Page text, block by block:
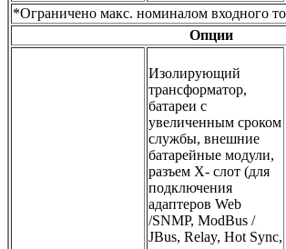
*Ограничено макс. номиналом входного
Опции
Изолирующий
трансформатор,
батареи с
увеличенным сроком
службы, внешние
батарейные модули,
разъем X- слот (для
подключения
адаптеров Web
/SNMP, ModBus /
JBus, Relay, Hot Sync,